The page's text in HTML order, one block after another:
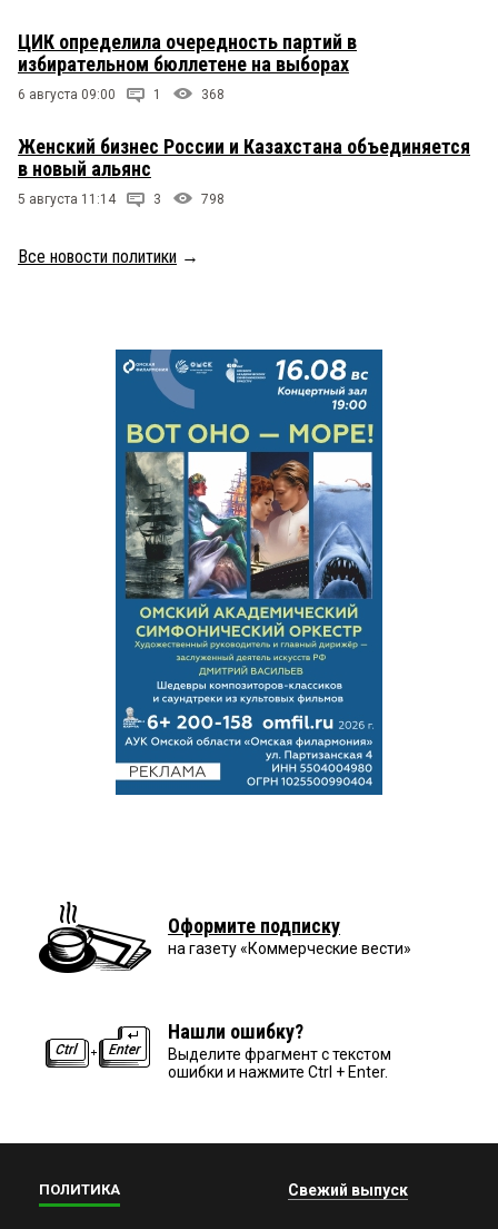
ЦИК определила очередность партий в
избирательном бюллетене на выборах
6 августа 09:00 1 368
Женский бизнес России и Казахстана объединяется
в новый альянс
5 августа 11:14 3 798
Все новости политики →
Оформите подписку
на газету «Коммерческие вести»
Нашли ошибку?
Выделите фрагмент с текстом
ошибки и нажмите Ctrl + Enter.
ПОЛИТИКА Свежий выпуск